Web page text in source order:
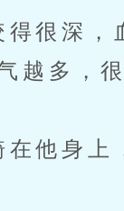
很深，
越多，
他身上